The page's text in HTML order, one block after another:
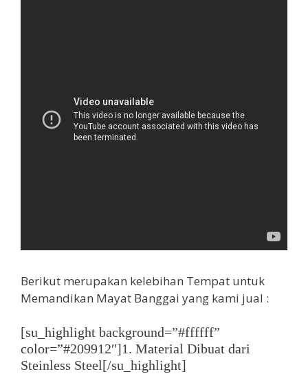
Berikut merupakan kelebihan Tempat untuk
Memandikan Mayat Banggai yang kami jual :
[su_highlight background=”#ffffff”
color=”#209912″]1. Material Dibuat dari
Steinless Steel[/su_highlight]